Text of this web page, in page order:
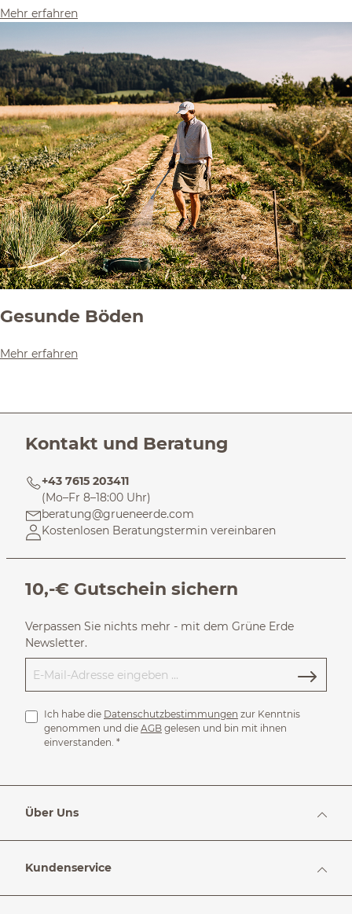
Mehr erfahren
Gesunde Böden
Mehr erfahren
Kontakt und Beratung
+43 7615 203411
(Mo–Fr 8–18:00 Uhr)
beratung@grueneerde.com
Kostenlosen Beratungstermin vereinbaren
10,-€ Gutschein sichern
Verpassen Sie nichts mehr - mit dem Grüne Erde
Newsletter.
Ich habe die Datenschutzbestimmungen zur Kenntnis
genommen und die AGB gelesen und bin mit ihnen
einverstanden. *
Über Uns
Kundenservice